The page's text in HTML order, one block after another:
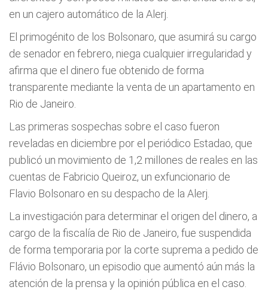
en un cajero automático de la Alerj.
El primogénito de los Bolsonaro, que asumirá su cargo
de senador en febrero, niega cualquier irregularidad y
afirma que el dinero fue obtenido de forma
transparente mediante la venta de un apartamento en
Rio de Janeiro.
Las primeras sospechas sobre el caso fueron
reveladas en diciembre por el periódico Estadao, que
publicó un movimiento de 1,2 millones de reales en las
cuentas de Fabricio Queiroz, un exfuncionario de
Flavio Bolsonaro en su despacho de la Alerj.
La investigación para determinar el origen del dinero, a
cargo de la fiscalía de Rio de Janeiro, fue suspendida
de forma temporaria por la corte suprema a pedido de
Flávio Bolsonaro, un episodio que aumentó aún más la
atención de la prensa y la opinión pública en el caso.